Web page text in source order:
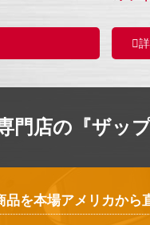
門店の『ザッ
を本場アメリカから